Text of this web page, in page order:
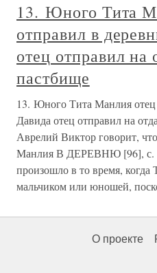
13. Юного Тита
отправил в
отец отправил на
пастбище
13. Юного Тита Манлия
Давида отец отправил на
Аврелий Виктор говорит,
Манлия В ДЕРЕВНЮ [96], с.
произошло в то время,
мальчиком или юношей,
О проекте